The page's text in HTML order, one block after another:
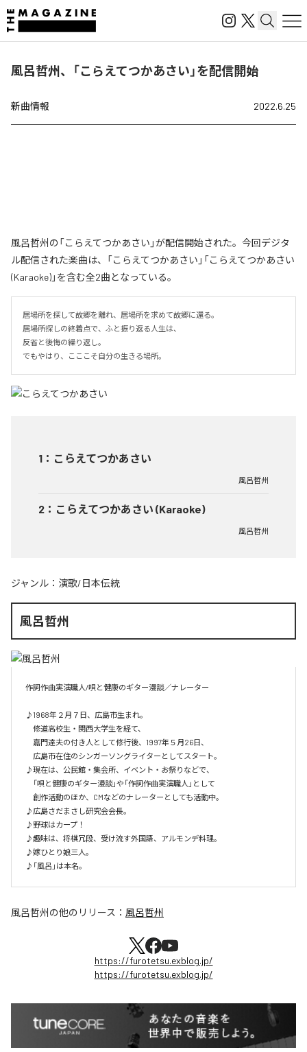
風呂哲州、「こらえてつかあさい」を配信開始
新曲情報 2022.6.25
風呂哲州の「こらえてつかあさい」が配信開始された。今回デジタ
ル配信された楽曲は、「こらえてつかあさい」「こらえてつかあさい
(Karaoke)」を含む全2曲となっている。
居場所を探して故郷を離れ、居場所を求めて故郷に還る。
居場所探しの終着点で、ふと振り返る人生は、
反省と後悔の繰り返し。
でもやはり、こここそ自分の生きる場所。
1 ： こらえてつかあさい
風呂哲州
2 ： こらえてつかあさい (Karaoke)
風呂哲州
ジャンル： 演歌/日本伝統
風呂哲州
作詞作曲実演職人/唄と健康のギター漫談／ナレーター
♪1968年２月７日、広島市生まれ。
修道高校生・関西大学生を経て、
嘉門達夫の付き人として修行後、1997年５月26日、
広島市在住のシンガーソングライターとしてスタート。
♪現在は、公民館・集会所、イベント・お祭りなどで、
「唄と健康のギター漫談」や「作詞作曲実演職人」として
創作活動のほか、CMなどのナレーターとしても活動中。
♪広島さだまさし研究会会長。
♪野球はカープ！
♪趣味は、将棋冗段、受け流す外国語、アルモンデ料理。
♪嫁ひとり娘三人。
♪「風呂」は本名。
風呂哲州 の他のリリース： 風呂哲州
https://furotetsu.exblog.jp/
https://furotetsu.exblog.jp/